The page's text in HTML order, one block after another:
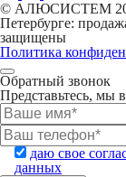
© АЛЮСИСТЕМ
Петербурге:
защищены
Политика
Обратный звонок
Представьтесь, мы
даю свое
данных